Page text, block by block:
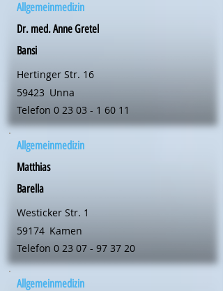
Allgemeinmedizin
Dr. med. Anne Gretel
Bansi
Hertinger Str. 16
59423 Unna
Telefon 0 23 03 - 1 60 11
Allgemeinmedizin
Matthias
Barella
Westicker Str. 1
59174 Kamen
Telefon 0 23 07 - 97 37 20
Allgemeinmedizin